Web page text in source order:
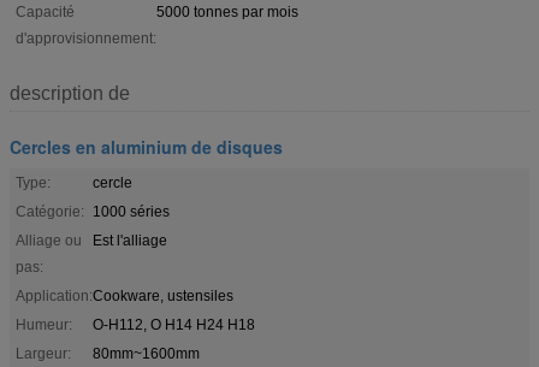
Capacité
d'approvisionnement:
5000 tonnes par mois
description de
Cercles en aluminium de disques
Type:
cercle
Catégorie:
1000 séries
Alliage ou
pas:
Est l'alliage
Application:Cookware, ustensiles
Humeur:
O-H112, O H14 H24 H18
Largeur:
80mm~1600mm